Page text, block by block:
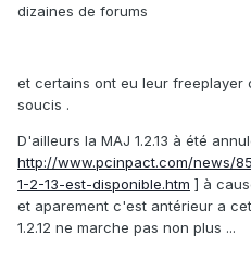
dizaines de forums
et certains ont eu leur freeplayer
soucis .
D'ailleurs la MAJ 1.2.13 à été
http://www.pcinpact.com/news/
1-2-13-est-disponible.htm ] à
et aparement c'est antérieur a
1.2.12 ne marche pas non plus ...